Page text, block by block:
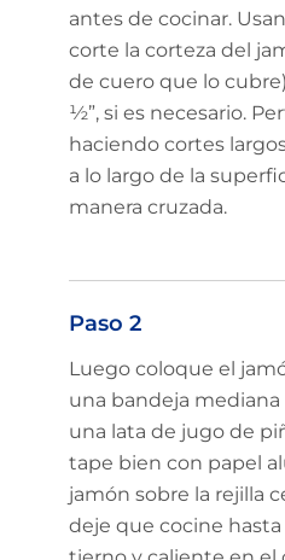
antes de cocinar.
corte la corteza del
de cuero que lo
½”, si es necesario.
haciendo cortes
a lo largo de la
manera cruzada.
Paso 2
Luego coloque el
una bandeja mediana
una lata de jugo de
tape bien con papel
jamón sobre la rejilla
deje que cocine